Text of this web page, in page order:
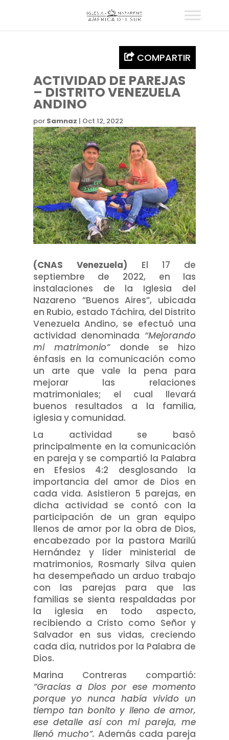
COMPARTIR
ACTIVIDAD DE PAREJAS
– DISTRITO VENEZUELA
ANDINO
por Samnaz | Oct 12, 2022
(CNAS Venezuela) El 17 de
septiembre de 2022, en las
instalaciones de la Iglesia del
Nazareno “Buenos Aires”, ubicada
en Rubio, estado Táchira, del Distrito
Venezuela Andino, se efectuó una
actividad denominada “Mejorando
mi matrimonio”donde se hizo
énfasis en la comunicación como
un arte que vale la pena para
mejorar las relaciones
matrimoniales; el cual llevará
buenos resultados a la familia,
iglesia y comunidad.
La actividad se basó
principalmente en la comunicación
en pareja y se compartió la Palabra
en Efesios 4:2 desglosando la
importancia del amor de Dios en
cada vida. Asistieron 5 parejas, en
dicha actividad se contó con la
participación de un gran equipo
llenos de amor por la obra de Dios,
encabezado por la pastora Marilú
Hernández y líder ministerial de
matrimonios, Rosmarly Silva quien
ha desempeñado un arduo trabajo
con las parejas para que las
familias se sienta respaldadas por
la iglesia en todo aspecto,
recibiendo a Cristo como Señor y
Salvador en sus vidas, creciendo
cada día, nutridos por la Palabra de
Dios.
Marina Contreras compartió:
”Gracias a Dios por ese momento
porque yo nunca había vivido un
tiempo tan bonito y lleno de amor,
ese detalle así con mi pareja, me
llenó mucho”. Además cada pareja